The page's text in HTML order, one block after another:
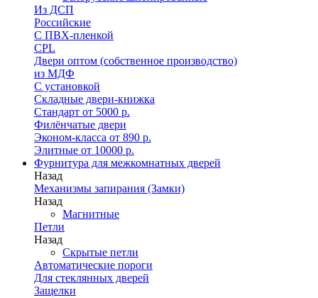
Из ДСП
Российские
C ПВХ-пленкой
CPL
Двери оптом (собственное производство)
из МДФ
С установкой
Складные двери-книжка
Стандарт от 5000 р.
Филёнчатые двери
Эконом-класса от 890 р.
Элитные от 10000 р.
Фурнитура для межкомнатных дверей
Назад
Механизмы запирания (Замки)
Назад
Магнитные
Петли
Назад
Скрытые петли
Автоматические пороги
Для стеклянных дверей
Защелки